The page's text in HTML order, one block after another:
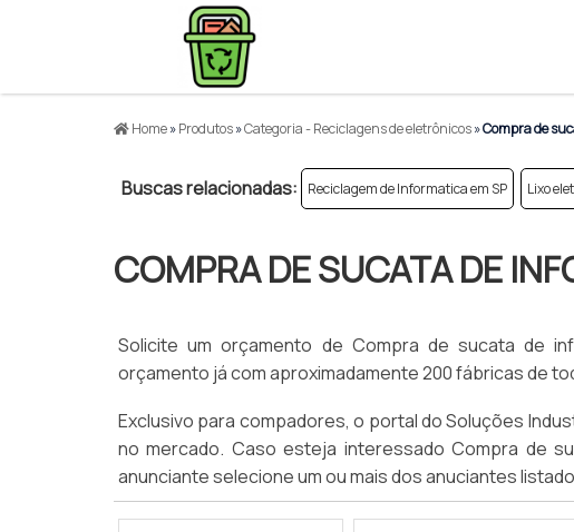
Home»Produtos»Categoria - Reciclagens de eletrônicos»Compra de
Buscas relacionadas: Reciclagem de Informatica em SP Lixo
COMPRA DE SUCATA DE
Solicite um orçamento de Compra de sucata de
orçamento já com aproximadamente 200 fábricas de
Exclusivo para compadores, o portal do Soluções
no mercado. Caso esteja interessado Compra de
anunciante selecione um ou mais dos anuciantes